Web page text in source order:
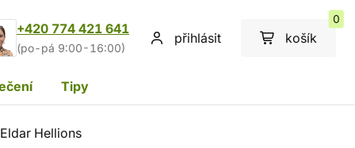
+420 774 421 641
(po-pá 9:00-16:00)
přihlásit košík
0
Tipy
Hellions